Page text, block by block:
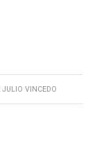
JULIO VINCEDO